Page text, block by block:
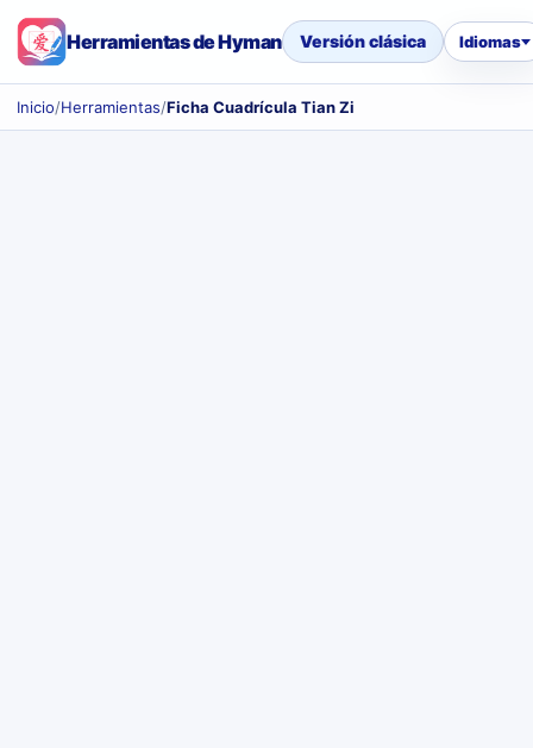
Herramientas de Hyman Versión clásica Idiomas
Inicio/Herramientas/Ficha Cuadrícula Tian Zi